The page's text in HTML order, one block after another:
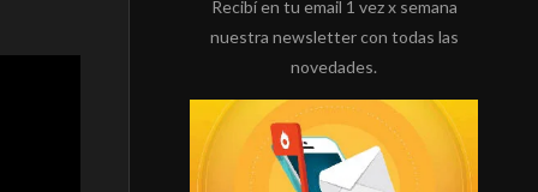
Recibí en tu email 1 vez x semana
nuestra newsletter con todas las
novedades.